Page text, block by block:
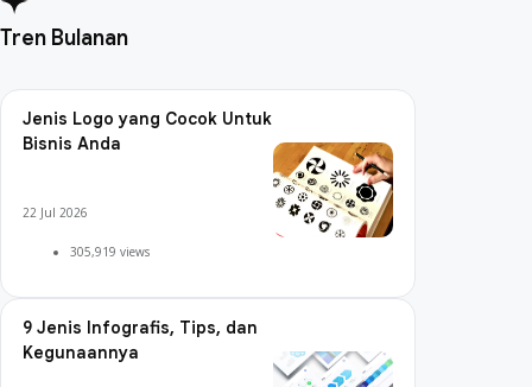
Tren Bulanan
Jenis Logo yang Cocok Untuk
Bisnis Anda
22 Jul 2026
305,919 views
9 Jenis Infografis, Tips, dan
Kegunaannya